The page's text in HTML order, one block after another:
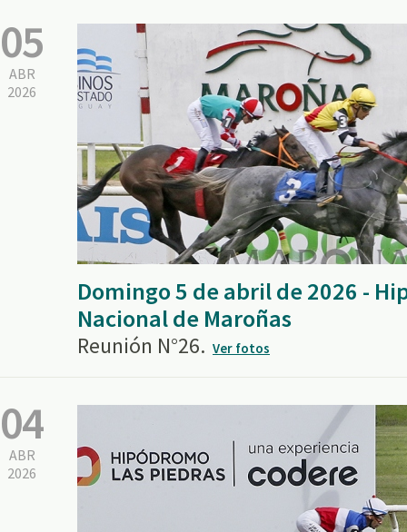
05
ABR
2026
Domingo 5 de abril de 2026 -
Nacional de Maroñas
Reunión N°26. Ver fotos
04
ABR
2026